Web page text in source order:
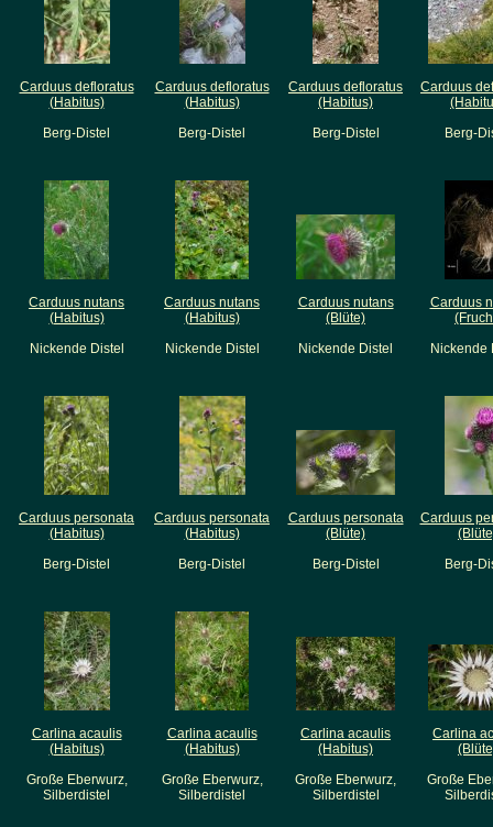
Carduus defloratus
(Habitus)
Berg-Distel
Carduus defloratus
(Habitus)
Berg-Distel
Carduus defloratus
(Habitus)
Berg-Distel
Carduus
Berg-
Carduus nutans
(Habitus)
Nickende Distel
Carduus nutans
(Habitus)
Nickende Distel
Carduus nutans
(Blüte)
Nickende Distel
Carduus
Nickende
Carduus personata
(Habitus)
Berg-Distel
Carduus personata
(Habitus)
Berg-Distel
Carduus personata
(Blüte)
Berg-Distel
Carduus
Berg-
Carlina acaulis
(Habitus)
Große Eberwurz,
Silberdistel
Carlina acaulis
(Habitus)
Große Eberwurz,
Silberdistel
Carlina acaulis
(Habitus)
Große Eberwurz,
Silberdistel
Carlina
Große